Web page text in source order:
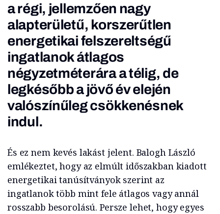
a régi, jellemzően nagy
alapterületű, korszerűtlen
energetikai felszereltségű
ingatlanok átlagos
négyzetméterára a télig, de
legkésőbb a jövő év elején
valószínűleg csökkenésnek
indul.
És ez nem kevés lakást jelent. Balogh László
emlékeztet, hogy az elmúlt időszakban kiadott
energetikai tanúsítványok szerint az
ingatlanok több mint fele átlagos vagy annál
rosszabb besorolású. Persze lehet, hogy egyes